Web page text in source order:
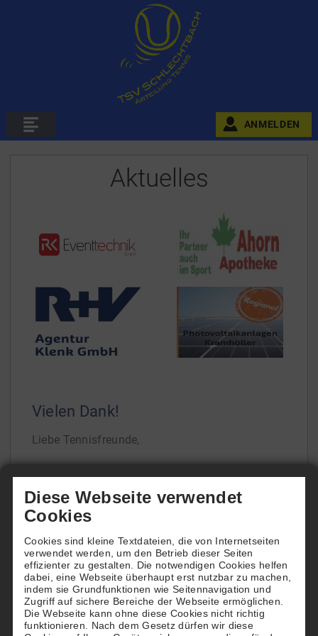
ANMELDEN
Aktuelles
Vielen Dank!
Liebe Tennisfreunde,
seit dem 29.09.2025 haben wir wieder geöffnet.
Vielen Dank an alle die unsere Tennishalle
nutzen, die uns treu geblieben sind und ihre
Abos fortgesetzt haben. Aber auch vielen Dank
an die, die neu dazu gekommen sind und das[...]
Diese Webseite verwendet
Cookies
Cookies sind kleine Textdateien, die von Internetseiten
verwendet werden, um den Betrieb dieser Seiten
effizienter zu gestalten. Die notwendigen Cookies helfen
dabei, eine Webseite überhaupt erst nutzbar zu machen,
indem sie Grundfunktionen wie Seitennavigation und
Zugriff auf sichere Bereiche der Webseite ermöglichen.
Die Webseite kann ohne diese Cookies nicht richtig
funktionieren. Nach dem Gesetz dürfen wir diese